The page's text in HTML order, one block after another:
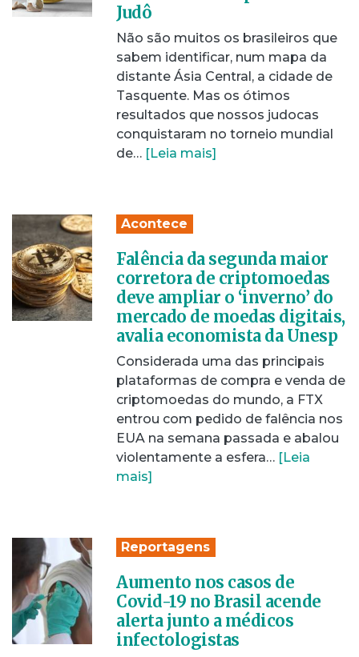
Judô
Não são muitos os brasileiros que
sabem identificar, num mapa da
distante Ásia Central, a cidade de
Tasquente. Mas os ótimos
resultados que nossos judocas
conquistaram no torneio mundial
de… [Leia mais]
Acontece
Falência da segunda maior
corretora de criptomoedas
deve ampliar o ‘inverno’ do
mercado de moedas digitais,
avalia economista da Unesp
Considerada uma das principais
plataformas de compra e venda de
criptomoedas do mundo, a FTX
entrou com pedido de falência nos
EUA na semana passada e abalou
violentamente a esfera… [Leia
mais]
Reportagens
Aumento nos casos de
Covid-19 no Brasil acende
alerta junto a médicos
infectologistas